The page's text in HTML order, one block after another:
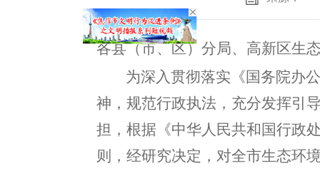
各县（市、区）分局、高新区生
为深入贯彻落实《国务院办
神 ， 规范行政执法，充分发挥引
担 ， 根据《中华人民共和国行政
则，经研究决定 ， 对全市生态环